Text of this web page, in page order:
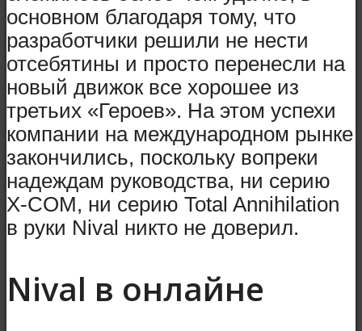
основном благодаря тому, что
разработчики решили не нести
отсебятины и просто перенесли на
новый движок все хорошее из
третьих «Героев». На этом успехи
компании на международном рынке
закончились, поскольку вопреки
надеждам руководства, ни серию
X-COM, ни серию Total Annihilation
в руки Nival никто не доверил.
Nival в онлайне